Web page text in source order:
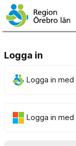
Logga in
Logga in med
Logga in med